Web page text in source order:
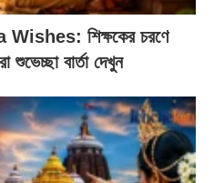
শিক্ষকের চরণে
শুভেচ্ছা বার্তা দেখুন